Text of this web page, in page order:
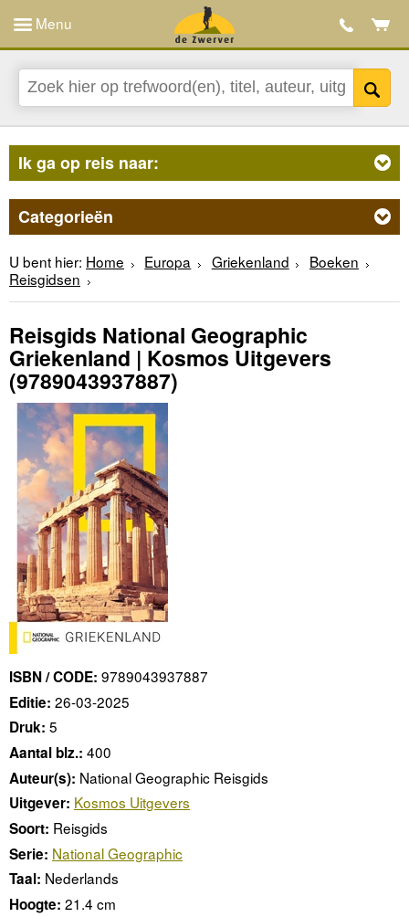
Menu
Ik ga op reis naar:
Categorieën
U bent hier: Home Europa Griekenland
Boeken
Reisgidsen
Reisgids National Geographic
Griekenland | Kosmos Uitgevers
(9789043937887)
ISBN / CODE: 9789043937887
Editie: 26-03-2025
Druk: 5
Aantal blz.: 400
Auteur(s): National Geographic Reisgids
Uitgever: Kosmos Uitgevers
Soort: Reisgids
Serie: National Geographic
Taal: Nederlands
Hoogte: 21.4 cm